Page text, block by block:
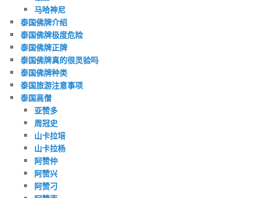
马哈神尼
泰国佛牌介绍
泰国佛牌极度危险
泰国佛牌正牌
泰国佛牌真的很灵验吗
泰国佛牌种类
泰国旅游注意事项
泰国高僧
亚赞多
周冠史
山卡拉培
山卡拉杨
阿赞仲
阿赞兴
阿赞刁